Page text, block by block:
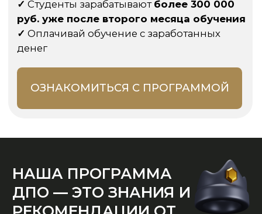
СТИВЕН
Американский психолог и психотерапевт.
Гиллиген был одним из первых учеников
Эриксона, который считается
Эриксоновского Гипноза 3-го поколения.